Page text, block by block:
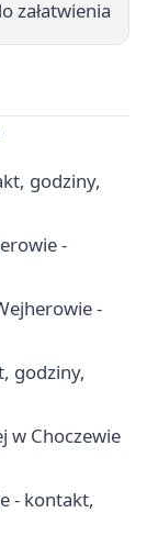
załatwienia
godziny,
-
-
godziny,
w Choczewie
- kontakt,